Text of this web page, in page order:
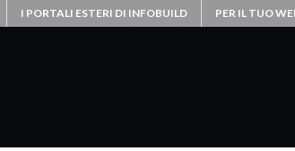
I PORTALI ESTERI DI INFOBUILD PER IL TUO